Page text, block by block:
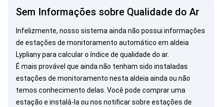
Sem Informações sobre Qualidade do Ar
Infelizmente, nosso sistema ainda não possui informações
de estações de monitoramento automático em aldeia
Lypliany para calcular o índice de qualidade do ar.
É mais provável que ainda não tenham sido instaladas
estações de monitoramento nesta aldeia ainda ou não
temos conhecimento delas. Você pode comprar uma
estação e instalá-la ou nos notificarsobre estações de